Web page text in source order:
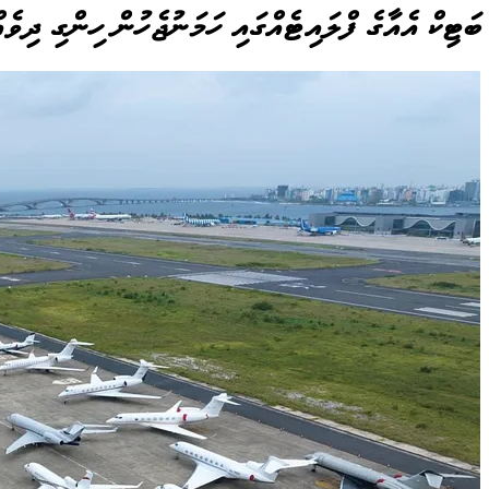
ބަޓިކް އެއާގެ ފްލައިޓެއްގައި ހަމަނުޖެހުން ހިންގި